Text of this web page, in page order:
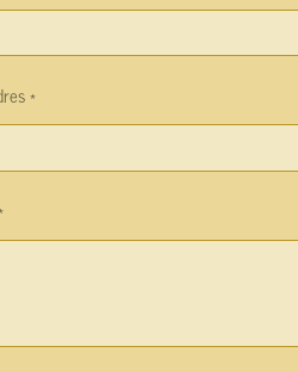
*